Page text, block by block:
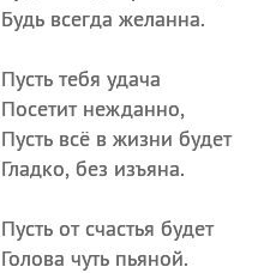
Будь всегда желанна.
Пусть тебя удача
Посетит нежданно,
Пусть всё в жизни будет
Гладко, без изъяна.
Пусть от счастья будет
Голова чуть пьяной.